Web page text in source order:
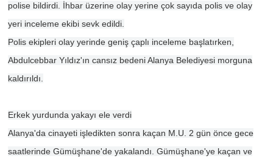
polise bildirdi. İhbar üzerine olay yerine çok sayıda polis ve olay
yeri inceleme ekibi sevk edildi.
Polis ekipleri olay yerinde geniş çaplı inceleme başlatırken,
Abdulcebbar Yıldız'ın cansız bedeni Alanya Belediyesi morguna
kaldırıldı.
Erkek yurdunda yakayı ele verdi
Alanya'da cinayeti işledikten sonra kaçan M.U. 2 gün önce gece
saatlerinde Gümüşhane'de yakalandı. Gümüşhane'ye kaçan ve